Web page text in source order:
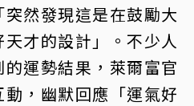
然發現這是在鼓勵大
才的設計」。不少人
運勢結果，萊爾富官
，幽默回應「運氣好